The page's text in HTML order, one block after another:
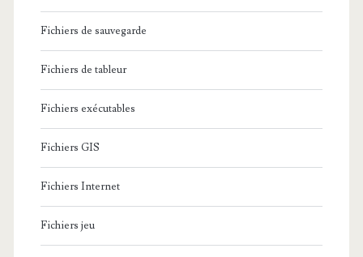
Fichiers de sauvegarde
Fichiers de tableur
Fichiers exécutables
Fichiers GIS
Fichiers Internet
Fichiers jeu